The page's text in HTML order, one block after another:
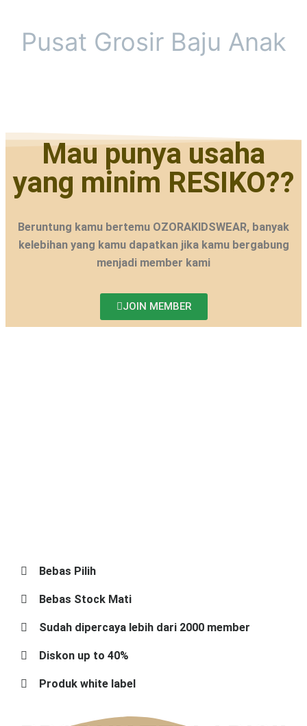
Pusat Grosir Baju Anak
Mau punya usaha
yang minim RESIKO??
Beruntung kamu bertemu OZORAKIDSWEAR, banyak
kelebihan yang kamu dapatkan jika kamu bergabung
menjadi member kami
JOIN MEMBER
Bebas Pilih
Bebas Stock Mati
Sudah dipercaya lebih dari 2000 member
Diskon up to 40%
Produk white label